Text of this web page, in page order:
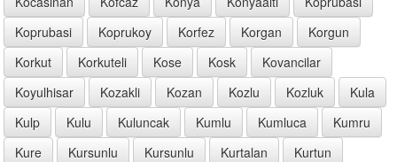
Koprubasi
Koprukoy Korfez Korgan
Korgun
Korkut
Korkuteli Kose Kosk
Kovancilar
Koyulhisar
Kozakli Kozan Kozlu Kozluk
Kula
Kulp
Kulu Kuluncak Kumlu Kumluca
Kumru
Kure
Kursunlu Kursunlu Kurtalan
Kurtun